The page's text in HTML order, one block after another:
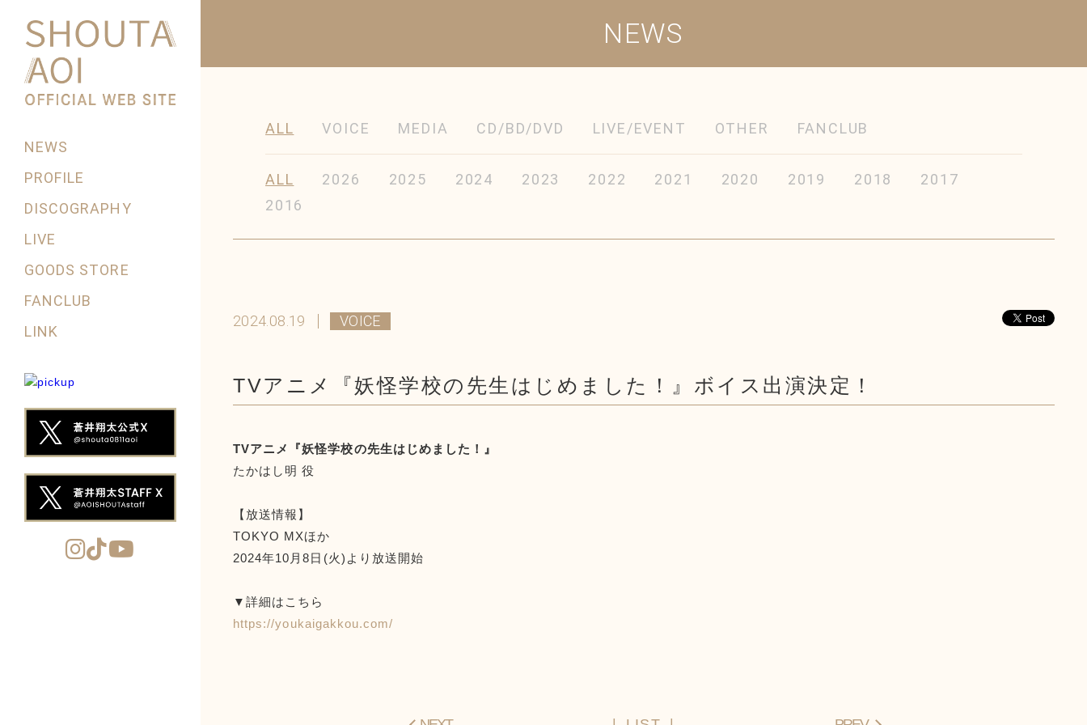
NEWS
PROFILE
DISCOGRAPHY
LIVE
GOODS STORE
FANCLUB
LINK
NEWS
ALL VOICE MEDIA CD/BD/DVD LIVE/EVENT OTHER FANCLUB
ALL 2026 2025 2024 2023 2022 2021 2020 2019 2018
2017
2016
2024.08.19 VOICE
TVアニメ『妖怪学校の先生はじめました！』ボイス出演決定！
TVアニメ『妖怪学校の先生はじめました！』
たかはし明 役
【放送情報】
TOKYO MXほか
2024年10月8日(火)より放送開始
▼詳細はこちら
https://youkaigakkou.com/